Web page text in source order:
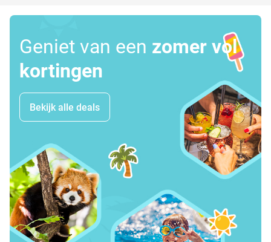
Geniet van een zomer vol
kortingen
Bekijk alle deals